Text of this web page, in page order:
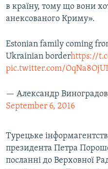
в країну, тому що вони
анексованого Криму».
Estonian family coming
Ukrainian borderhttps://
pic.twitter.com/
— Александр
September 6, 2016
Турецьке
президента Петра
посланні до Верховної